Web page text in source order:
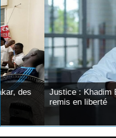
Justice : Khadim Bâ,
remis en liberté